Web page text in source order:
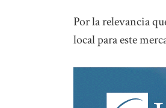
Por la relevancia
local para este